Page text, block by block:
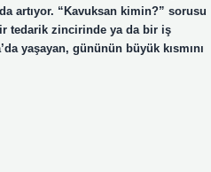
artıyor. “Kavuksan kimin?” sorusu
tedarik zincirinde ya da bir iş
yaşayan, gününün büyük kısmını